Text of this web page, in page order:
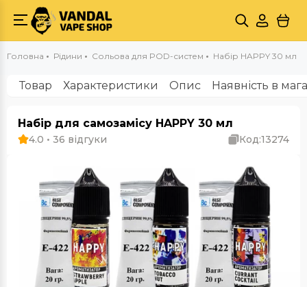
Головна Рідини Сольова для POD-систем Набір HAPPY 30 мл
Товар Характеристики Опис Наявність в
Набір для самозамісу HAPPY 30 мл
4.0 • 36 відгуки Код:13274